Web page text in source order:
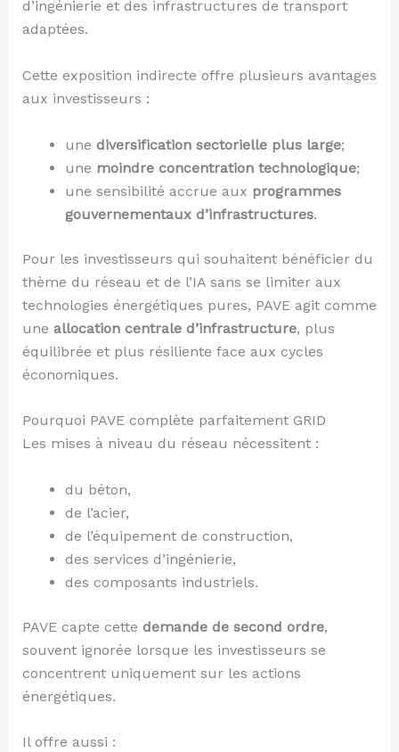
d’ingénierie et des infrastructures de transport
adaptées.
Cette exposition indirecte offre plusieurs avantages
aux investisseurs :
une diversification sectorielle plus large;
une moindre concentration technologique;
une sensibilité accrue aux programmes
gouvernementaux d’infrastructures.
Pour les investisseurs qui souhaitent bénéficier du
thème du réseau et de l’IA sans se limiter aux
technologies énergétiques pures, PAVE agit comme
une allocation centrale d’infrastructure, plus
équilibrée et plus résiliente face aux cycles
économiques.
Pourquoi PAVE complète parfaitement GRID
Les mises à niveau du réseau nécessitent :
du béton,
de l’acier,
de l’équipement de construction,
des services d’ingénierie,
des composants industriels.
PAVE capte cette demande de second ordre,
souvent ignorée lorsque les investisseurs se
concentrent uniquement sur les actions
énergétiques.
Il offre aussi :